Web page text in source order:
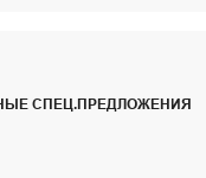
СПЕЦ.ПРЕДЛОЖЕНИЯ